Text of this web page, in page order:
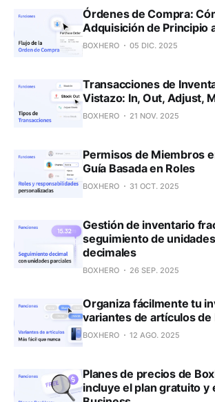
Órdenes de Compra:
Adquisición de Principio
BOXHERO 05 DIC. 2025
Transacciones de
Vistazo: In, Out, Adjust,
BOXHERO 21 NOV. 2025
Permisos de Miembros
Guía Basada en Roles
BOXHERO 31 OCT. 2025
Gestión de inventario
seguimiento de
decimales
BOXHERO 26 SEP. 2025
Organiza fácilmente tu
variantes de artículos de
BOXHERO 12 AGO. 2025
Planes de precios de
incluye el plan gratuito y